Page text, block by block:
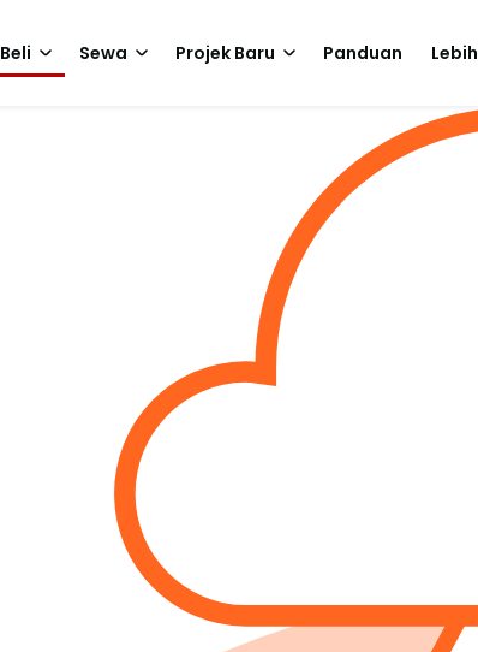
Beli Sewa Projek Baru Panduan Lebih